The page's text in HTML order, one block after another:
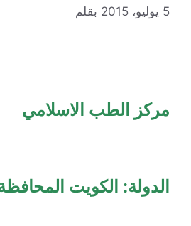
5 يوليو، 2015 بقلم
مركز الطب الاسلامي
الدولة: الكويت